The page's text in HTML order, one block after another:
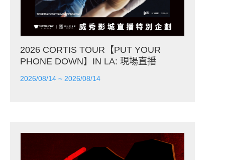
2026 CORTIS TOUR【PUT YOUR
PHONE DOWN】IN LA: 現場直播
2026/08/14 ~ 2026/08/14